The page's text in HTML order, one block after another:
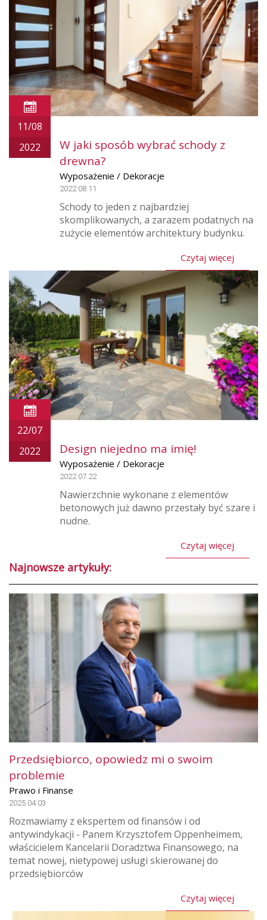
11/08
2022
W jaki sposób wybrać schody z
drewna?
Wyposażenie / Dekoracje
2022.08.11
Schody to jeden z najbardziej
skomplikowanych, a zarazem podatnych na
zużycie elementów architektury budynku.
Czytaj więcej
22/07
2022
Design niejedno ma imię!
Wyposażenie / Dekoracje
2022.07.22
Nawierzchnie wykonane z elementów
betonowych już dawno przestały być szare i
nudne.
Czytaj więcej
Najnowsze artykuły:
Przedsiębiorco, opowiedz mi o swoim
problemie
Prawo i Finanse
2025.04.03
Rozmawiamy z ekspertem od finansów i od
antywindykacji - Panem Krzysztofem Oppenheimem,
właścicielem Kancelarii Doradztwa Finansowego, na
temat nowej, nietypowej usługi skierowanej do
przedsiębiorców
Czytaj więcej